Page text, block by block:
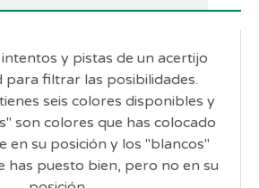
y pistas de un acertijo
filtrar las posibilidades.
seis colores disponibles y
son colores que has colocado
en su posición y los "blancos"
has puesto bien, pero no en su